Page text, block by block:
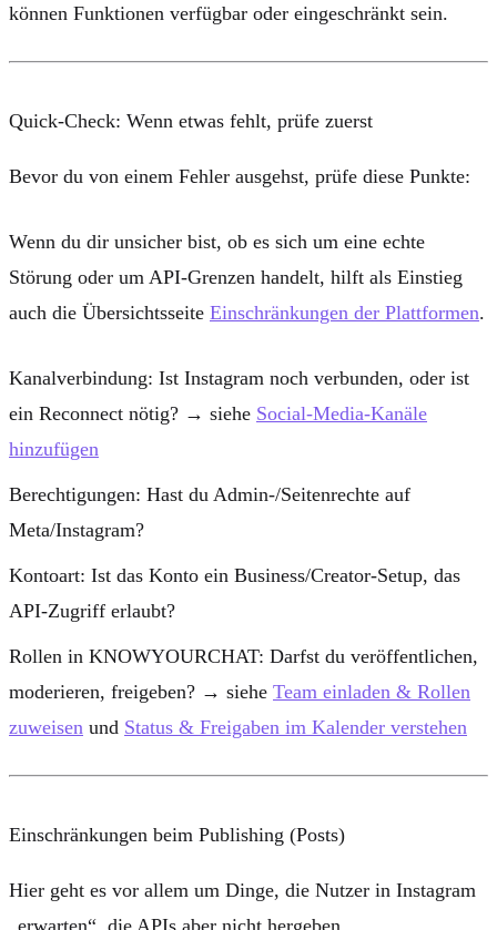
können Funktionen verfügbar oder eingeschränkt sein.
Quick-Check: Wenn etwas fehlt, prüfe zuerst
Bevor du von einem Fehler ausgehst, prüfe diese Punkte:
Wenn du dir unsicher bist, ob es sich um eine echte
Störung oder um API-Grenzen handelt, hilft als Einstieg
auch die Übersichtsseite Einschränkungen der Plattformen.
Kanalverbindung: Ist Instagram noch verbunden, oder ist
ein Reconnect nötig? → siehe Social-Media-Kanäle
hinzufügen
Berechtigungen: Hast du Admin-/Seitenrechte auf
Meta/Instagram?
Kontoart: Ist das Konto ein Business/Creator-Setup, das
API-Zugriff erlaubt?
Rollen in KNOWYOURCHAT: Darfst du veröffentlichen,
moderieren, freigeben? → siehe Team einladen & Rollen
zuweisen und Status & Freigaben im Kalender verstehen
Einschränkungen beim Publishing (Posts)
Hier geht es vor allem um Dinge, die Nutzer in Instagram
„erwarten“, die APIs aber nicht hergeben.